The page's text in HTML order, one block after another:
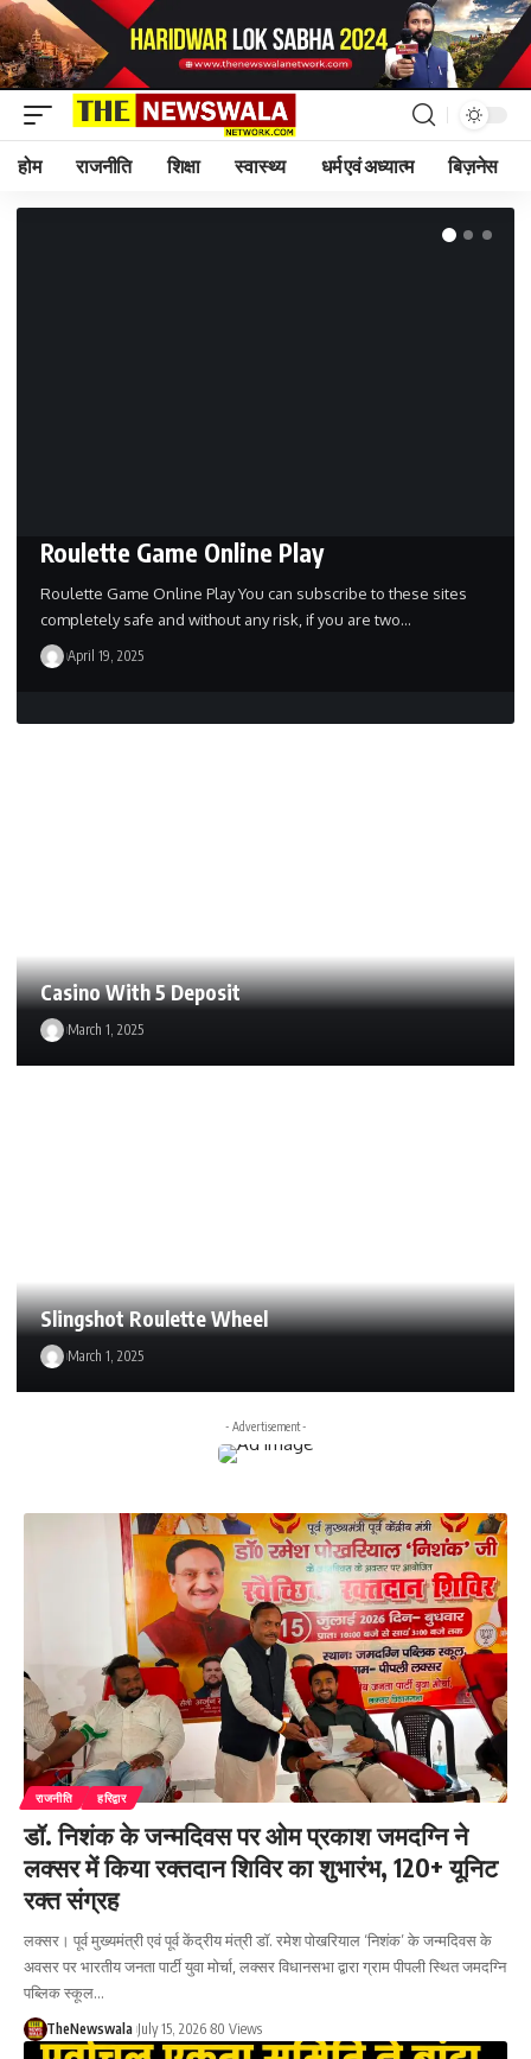
होम राजनीति शिक्षा स्वास्थ्य धर्म एवं अध्यात्म बिज़नेस
Roulette Game Online Play
Roulette Game Online Play You can subscribe to these sites
completely safe and without any risk, if you are two…
April 19, 2025
Casino With 5 Deposit
March 1, 2025
Slingshot Roulette Wheel
March 1, 2025
- Advertisement -
राजनीति हरिद्वार
डॉ. निशंक के जन्मदिवस पर ओम प्रकाश जमदग्नि ने
लक्सर में किया रक्तदान शिविर का शुभारंभ, 120+ यूनिट
रक्त संग्रह
लक्सर। पूर्व मुख्यमंत्री एवं पूर्व केंद्रीय मंत्री डॉ. रमेश पोखरियाल ‘निशंक’ के जन्मदिवस के
अवसर पर भारतीय जनता पार्टी युवा मोर्चा, लक्सर विधानसभा द्वारा ग्राम पीपली स्थित जमदग्नि
पब्लिक स्कूल…
TheNewswala July 15, 2026 80 Views